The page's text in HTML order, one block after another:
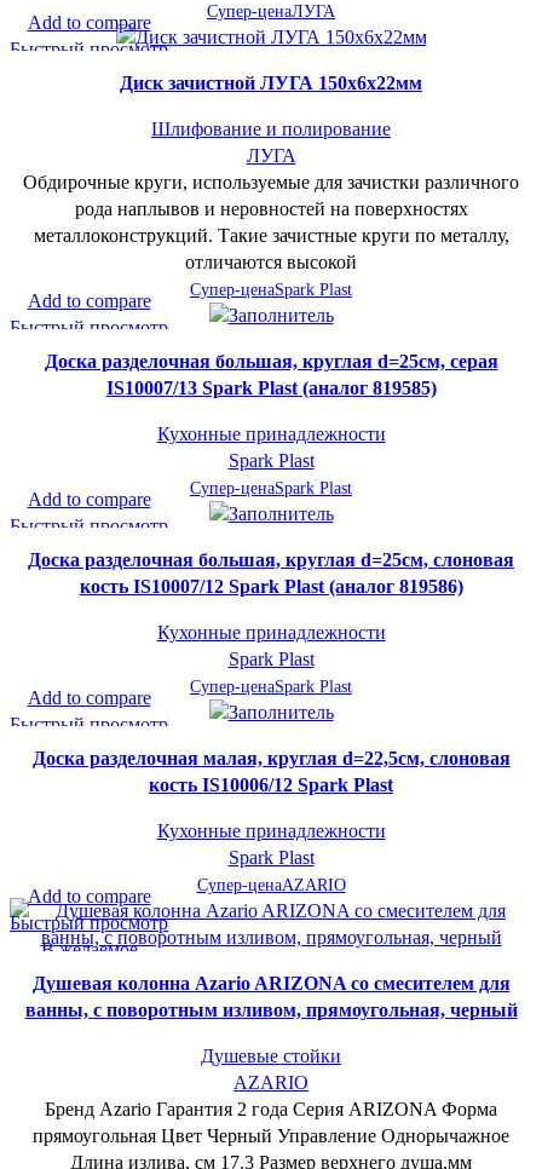
Супер-ценаЛУГА
Add to compare
Быстрый просмотр
В желаемоеДиск зачистной ЛУГА 150х6х22мм
Шлифование и полирование
ЛУГА
Обдирочные круги, используемые для зачистки различного
рода наплывов и неровностей на поверхностях
металлоконструкций. Такие зачистные круги по металлу,
отличаются высокой
Супер-ценаSpark Plast
Add to compare
Быстрый просмотр
В желаемое
Доска разделочная большая, круглая d=25см, серая
IS10007/13 Spark Plast (аналог 819585)
Кухонные принадлежности
Spark Plast
Супер-ценаSpark Plast
Add to compare
Быстрый просмотр
В желаемое
Доска разделочная большая, круглая d=25см, слоновая
кость IS10007/12 Spark Plast (аналог 819586)
Кухонные принадлежности
Spark Plast
Супер-ценаSpark Plast
Add to compare
Быстрый просмотр
В желаемое
Доска разделочная малая, круглая d=22,5см, слоновая
кость IS10006/12 Spark Plast
Кухонные принадлежности
Spark Plast
Супер-ценаAZARIO
Add to compare
Быстрый просмотр
В желаемое
Душевая колонна Azario ARIZONA со смесителем для
ванны, с поворотным изливом, прямоугольная, черный
Душевые стойки
AZARIO
Бренд Azario Гарантия 2 года Серия ARIZONA Форма
прямоугольная Цвет Черный Управление Однорычажное
Длина излива, см 17.3 Размер верхнего душа,мм